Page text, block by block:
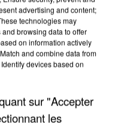
advertising and content;
technologies may
browsing data to offer
on information actively
and combine data from
devices based on
sur "Accepter
les